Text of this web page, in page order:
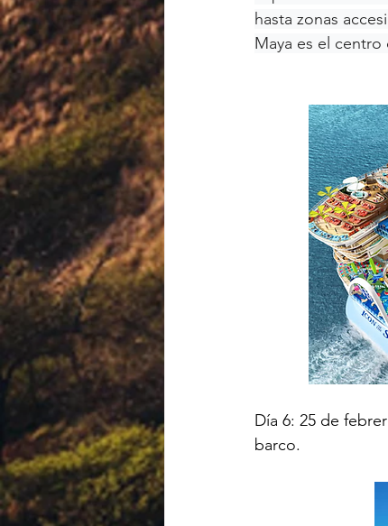
hasta zonas
Maya es el
Día 6: 25 de
barco.